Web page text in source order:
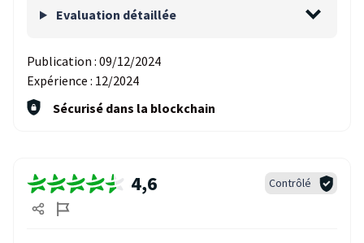
Evaluation détaillée
Publication : 09/12/2024
Expérience : 12/2024
Sécurisé dans la blockchain
4,6 Contrôlé